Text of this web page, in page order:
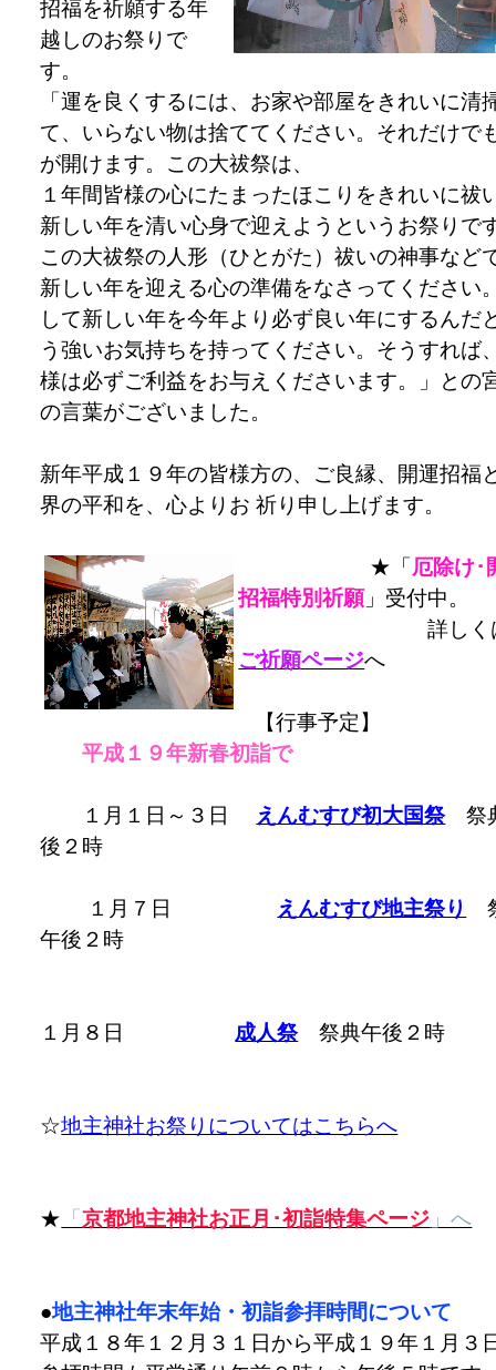
招福を祈願する年
越しのお祭りで
す。
「運を良くするには、お家や部屋をきれいに清
て、いらない物は捨ててください。それだけで
が開けます。この大祓祭は、
１年間皆様の心にたまったほこりをきれいに祓
新しい年を清い心身で迎えようというお祭りで
この大祓祭の人形（ひとがた）祓いの神事など
新しい年を迎える心の準備をなさってください
して新しい年を今年より必ず良い年にするんだ
う強いお気持ちを持ってください。そうすれば
様は必ずご利益をお与えくださいます。」との
の言葉がございました。
新年平成１９年の皆様方の、ご良縁、開運招福
界の平和を、心よりお 祈り申し上げます。
★「厄除け･
招福特別祈願」受付中。
詳しくは
ご祈願ページへ
【行事予定】
平成１９年新春初詣で
１月１日～３日 えんむすび初大国祭祭
後２時
１月７日 えんむすび地主祭り
午後２時
１月８日 成人祭祭典午後２時
☆地主神社お祭りについてはこちらへ
★ 「京都地主神社お正月･初詣特集ページ 」へ
●地主神社年末年始・初詣参拝時間について
平成１８年１２月３１日から平成１９年１月３